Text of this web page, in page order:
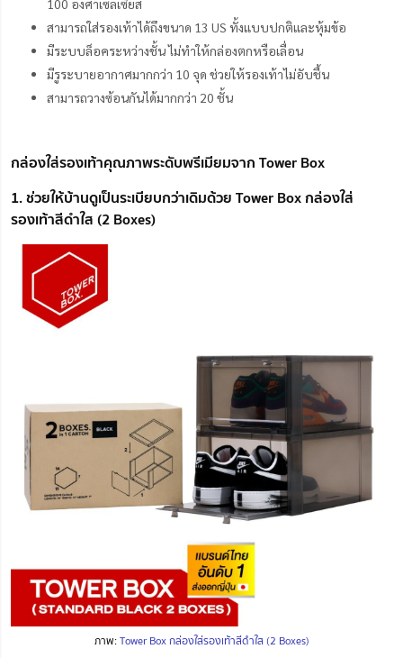
100 องศาเซลเซียส
สามารถใส่รองเท้าได้ถึงขนาด 13 US ทั้งแบบปกติและหุ้มข้อ
มีระบบล็อคระหว่างชั้น ไม่ทำให้กล่องตกหรือเลื่อน
มีรูระบายอากาศมากกว่า 10 จุด ช่วยให้รองเท้าไม่อับชื้น
สามารถวางซ้อนกันได้มากกว่า 20 ชั้น
กล่องใส่รองเท้าคุณภาพระดับพรีเมียมจาก Tower Box
1. ช่วยให้บ้านดูเป็นระเบียบกว่าเดิมด้วย Tower Box กล่องใส่
รองเท้าสีดำใส (2 Boxes)
ภาพ:Tower Box กล่องใส่รองเท้าสีดำใส (2 Boxes)